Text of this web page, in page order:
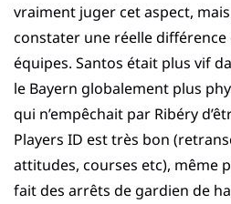
vraiment juger cet aspect,
constater une réelle différence
équipes. Santos était plus vif
le Bayern globalement plus
qui n’empêchait par Ribéry
Players ID est très bon
attitudes, courses etc), même
fait des arrêts de gardien de